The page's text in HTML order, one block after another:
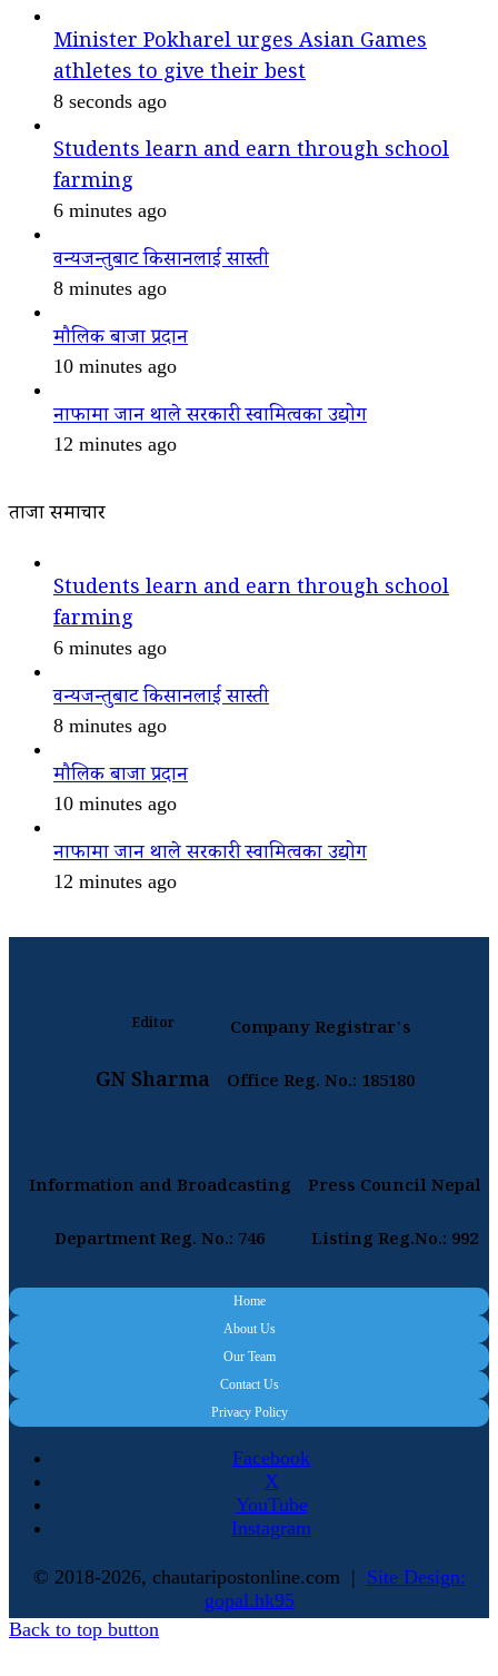
Minister Pokharel urges Asian Games
athletes to give their best
8 seconds ago
Students learn and earn through school
farming
6 minutes ago
वन्यजन्तुबाट किसानलाई सास्ती
8 minutes ago
मौलिक बाजा प्रदान
10 minutes ago
नाफामा जान थाले सरकारी स्वामित्वका उद्योग
12 minutes ago
ताजा समाचार
Students learn and earn through school
farming
6 minutes ago
वन्यजन्तुबाट किसानलाई सास्ती
8 minutes ago
मौलिक बाजा प्रदान
10 minutes ago
नाफामा जान थाले सरकारी स्वामित्वका उद्योग
12 minutes ago
Editor
GN Sharma
Company Registrar's
Office Reg. No.: 185180
Information and Broadcasting
Department Reg. No.: 746
Press Council Nepal
Listing Reg.No.: 992
Home
About Us
Our Team
Contact Us
Privacy Policy
Facebook
X
YouTube
Instagram
© 2018-2026, chautaripostonline.com | Site Design:
gopal.hk95
Back to top button